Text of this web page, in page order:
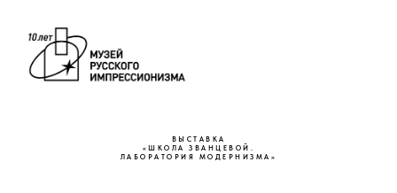
ВЫСТАВКА
«ШКОЛА ЗВАНЦЕВОЙ.
ЛАБОРАТОРИЯ МОДЕРНИЗМА»